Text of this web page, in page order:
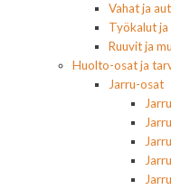
Vahat ja
Työkalut
Ruuvit ja
Huolto-osat ja
Jarru-osat